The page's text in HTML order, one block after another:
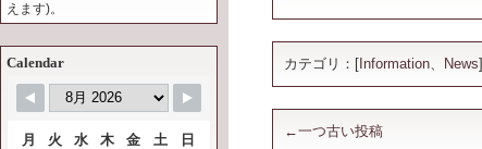
えます)。
Calendar
月 火 水 木 金 土
日
カテゴリ：[ Information News]
←一つ古い投稿